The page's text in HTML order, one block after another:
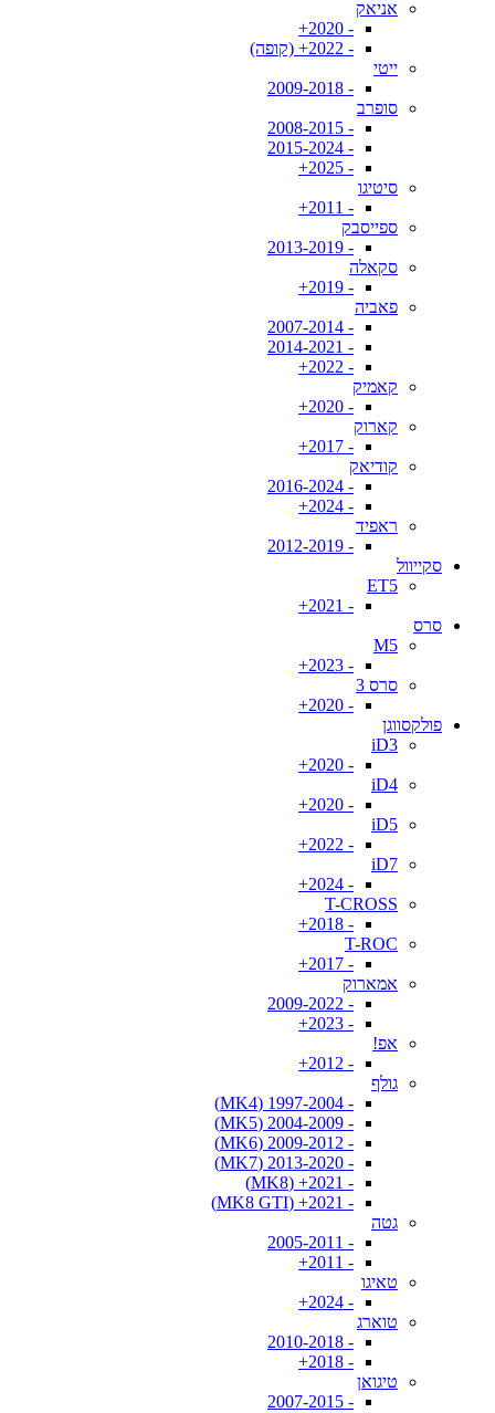
אניאק
- 2020+
- 2022+ (קופה)
ייטי
- 2009-2018
סופרב
- 2008-2015
- 2015-2024
- 2025+
סיטיגו
- 2011+
ספייסבק
- 2013-2019
סקאלה
- 2019+
פאביה
- 2007-2014
- 2014-2021
- 2022+
קאמיק
- 2020+
קארוק
- 2017+
קודיאק
- 2016-2024
- 2024+
ראפיד
- 2012-2019
סקייוול
ET5
- 2021+
סרס
M5
- 2023+
סרס 3
- 2020+
פולקסווגן
iD3
- 2020+
iD4
- 2020+
iD5
- 2022+
iD7
- 2024+
T-CROSS
- 2018+
T-ROC
- 2017+
אמארוק
- 2009-2022
- 2023+
אפ!
- 2012+
גולף
- 1997-2004 (MK4)
- 2004-2009 (MK5)
- 2009-2012 (MK6)
- 2013-2020 (MK7)
- 2021+ (MK8)
- 2021+ (MK8 GTI)
גטה
- 2005-2011
- 2011+
טאיגו
- 2024+
טוארג
- 2010-2018
- 2018+
טיגואן
- 2007-2015